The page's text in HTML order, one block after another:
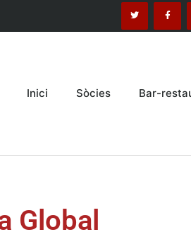
Inici Sòcies Bar-
Global